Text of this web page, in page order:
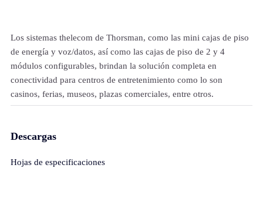
Los sistemas thelecom de Thorsman, como las mini cajas de piso
de energía y voz/datos, así como las cajas de piso de 2 y 4
módulos configurables, brindan la solución completa en
conectividad para centros de entretenimiento como lo son
casinos, ferias, museos, plazas comerciales, entre otros.
Descargas
Hojas de especificaciones